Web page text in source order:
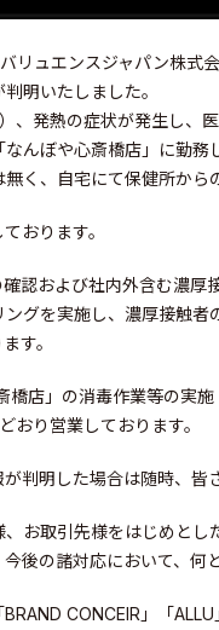
リュエンスジャパン株
明いたしました。
、発熱の症状が発生し、
んぼや心斎橋店」に勤
く、自宅にて保健所から
おります。
認および社内外含む濃厚
グを実施し、濃厚接触
す。
橋店」の消毒作業等の実施
おり営業しております。
判明した場合は随時、皆
お取引先様をはじめと
後の諸対応において、何
CONCEIR」「